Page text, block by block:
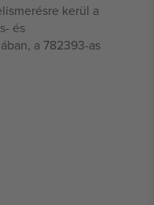
kerül a
és
a 782393-as